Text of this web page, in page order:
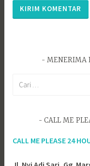
MENERIMA
CALL ME
CALL ME PLEASE 24